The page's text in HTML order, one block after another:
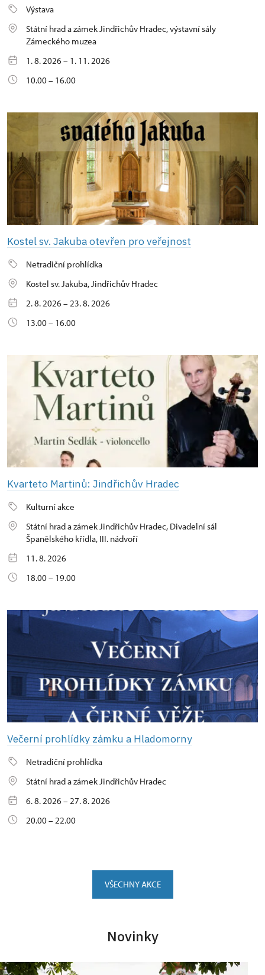
Výstava
Státní hrad a zámek Jindřichův Hradec, výstavní sály
Zámeckého muzea
1. 8. 2026 – 1. 11. 2026
10.00 – 16.00
Kostel sv. Jakuba otevřen pro veřejnost
Netradiční prohlídka
Kostel sv. Jakuba, Jindřichův Hradec
2. 8. 2026 – 23. 8. 2026
13.00 – 16.00
Kvarteto Martinů: Jindřichův Hradec
Kulturní akce
Státní hrad a zámek Jindřichův Hradec, Divadelní sál
Španělského křídla, III. nádvoří
11. 8. 2026
18.00 – 19.00
Večerní prohlídky zámku a Hladomorny
Netradiční prohlídka
Státní hrad a zámek Jindřichův Hradec
6. 8. 2026 – 27. 8. 2026
20.00 – 22.00
VŠECHNY AKCE
Novinky